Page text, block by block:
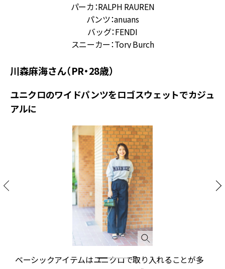
パーカ：RALPH RAUREN
パンツ：anuans
バッグ：FENDI
スニーカー：Tory Burch
川森麻海さん（PR・28歳）
ユニクロのワイドパンツをロゴスウェットでカジュ
アルに
ベーシックアイテムはユニクロで取り入れることが多